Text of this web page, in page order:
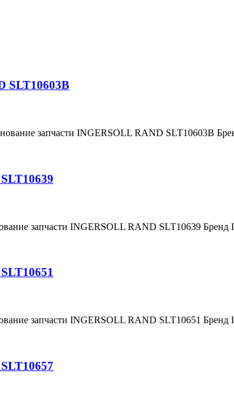
SLT10603B
запчасти INGERSOLL RAND SLT10603B
запчасти INGERSOLL RAND SLT10639
запчасти INGERSOLL RAND SLT10651